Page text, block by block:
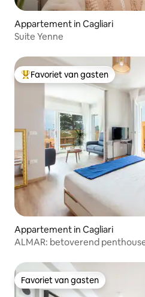
Appartement in Cagliari
Suite Yenne
Topfavoriet van gasten
Favoriet van gasten
Appartement in Cagliari
ALMAR: betoverend
Favoriet van gasten
Favoriet van gasten